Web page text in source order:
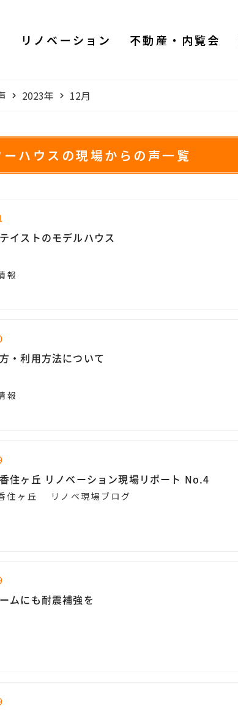
リノベーション 不動産・内覧会
2023年 12月
ハウスの現場からの声一覧
イストのモデルハウス
報
・利用方法について
報
住ヶ丘 リノベーション現場リポート No.4
住ヶ丘 リノベ現場ブログ
ムにも耐震補強を